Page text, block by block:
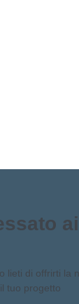
lieti di offrirti la
tuo progetto